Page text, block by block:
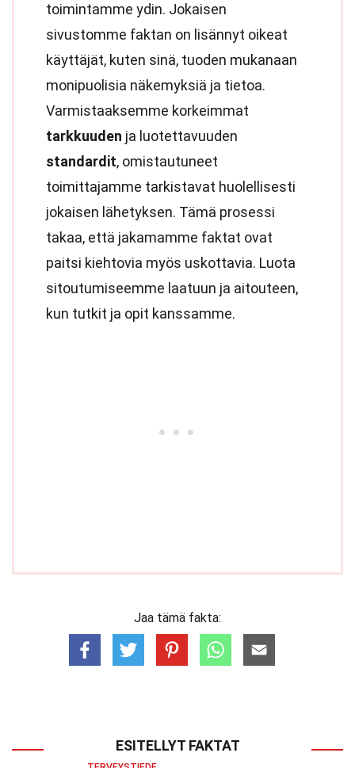
toimintamme ydin. Jokaisen
sivustomme faktan on lisännyt oikeat
käyttäjät, kuten sinä, tuoden mukanaan
monipuolisia näkemyksiä ja tietoa.
Varmistaaksemme korkeimmat
tarkkuuden ja luotettavuuden
standardit, omistautuneet
toimittajamme tarkistavat huolellisesti
jokaisen lähetyksen. Tämä prosessi
takaa, että jakamamme faktat ovat
paitsi kiehtovia myös uskottavia. Luota
sitoutumiseemme laatuun ja aitouteen,
kun tutkit ja opit kanssamme.
Jaa tämä fakta:
ESITELLYT FAKTAT